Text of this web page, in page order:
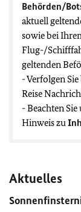
Behörden/
aktuell
sowie bei
Flug-/
geltenden
- Verfolgen
Reise
- Beachten Sie
Hinweis zu
Aktuelles